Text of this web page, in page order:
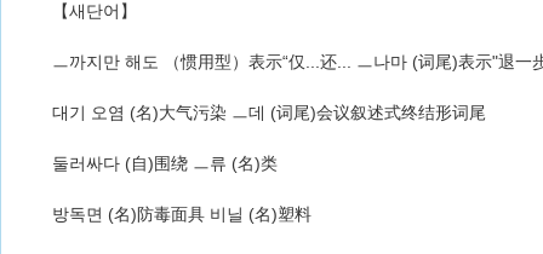
【새단어】
ㅡ까지만 해도 （惯用型）表示“仅...还... ㅡ나마 (词尾)表示"退一
대기 오염 (名)大气污染 ㅡ데 (词尾)会议叙述式终结形词尾
둘러싸다 (自)围绕 ㅡ류 (名)类
방독면 (名)防毒面具 비닐 (名)塑料